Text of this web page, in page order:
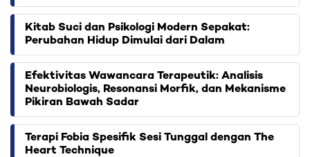
Kitab Suci dan Psikologi Modern Sepakat:
Perubahan Hidup Dimulai dari Dalam
Efektivitas Wawancara Terapeutik: Analisis
Neurobiologis, Resonansi Morfik, dan Mekanisme
Pikiran Bawah Sadar
Terapi Fobia Spesifik Sesi Tunggal dengan The
Heart Technique